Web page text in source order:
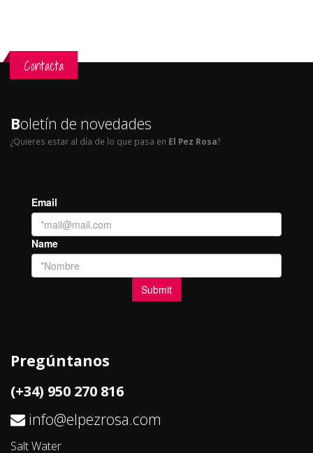
Contacta
Boletín de novedades
¿Quieres estar al día de lo que pasa en El Pez Rosa?
Pregúntanos
(+34) 950 270 816
info@elpezrosa.com
Salt Water